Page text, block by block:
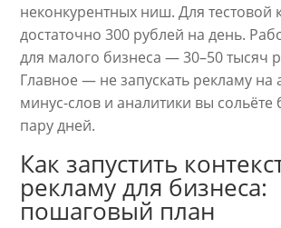
неконкурентных ниш. Для тестовой
достаточно 300 рублей на день.
для малого бизнеса — 30–50 тысяч
Главное — не запускать рекламу на
минус-слов и аналитики вы сольёте
пару дней.
Как запустить
рекламу для бизнеса:
пошаговый план